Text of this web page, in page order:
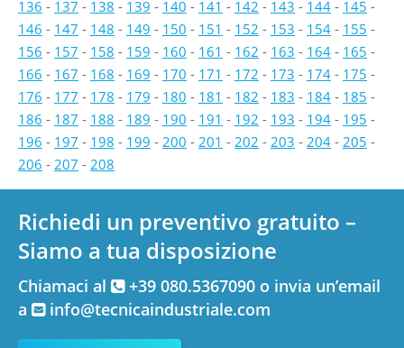
136 - 137 - 138 - 139 - 140 - 141 - 142 - 143 - 144 - 145 -
146 - 147 - 148 - 149 - 150 - 151 - 152 - 153 - 154 - 155 -
156 - 157 - 158 - 159 - 160 - 161 - 162 - 163 - 164 - 165 -
166 - 167 - 168 - 169 - 170 - 171 - 172 - 173 - 174 - 175 -
176 - 177 - 178 - 179 - 180 - 181 - 182 - 183 - 184 - 185 -
186 - 187 - 188 - 189 - 190 - 191 - 192 - 193 - 194 - 195 -
196 - 197 - 198 - 199 - 200 - 201 - 202 - 203 - 204 - 205 -
206 - 207 - 208
Richiedi un preventivo gratuito –
Siamo a tua disposizione
Chiamaci al
+39 080.5367090 o invia un’email
a
info@tecnicaindustriale.com